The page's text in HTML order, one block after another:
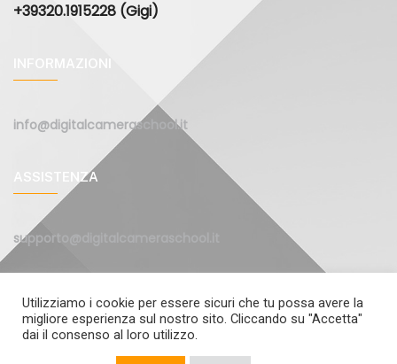
+39320.1915228 (Gigi)
INFORMAZIONI
info@digitalcameraschool.it
ASSISTENZA
supporto@digitalcameraschool.it
Utilizziamo i cookie per essere sicuri che tu possa avere la
migliore esperienza sul nostro sito. Cliccando su "Accetta"
dai il consenso al loro utilizzo.